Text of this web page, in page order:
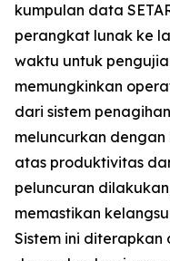
kumpulan data
perangkat lunak ke
waktu untuk
memungkinkan
dari sistem
meluncurkan
atas produktivitas
peluncuran
memastikan
Sistem ini